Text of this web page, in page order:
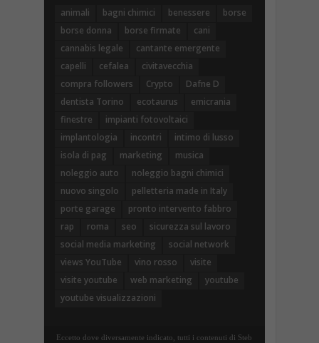
animali bagni chimici benessere
borse
borse donna
borse firmate
cani
cannabis legale
cantante emergente
capelli
cefalea
civitavecchia
compra followers
Crypto
Dafne D
dentista Torino
ecotaurus
emicrania
finestre
impianti fotovoltaici
implantologia
incontri
intimo di lusso
isola di pag
marketing
musica
noleggio auto
noleggio bagni chimici
nuovo singolo
pelletteria made in Italy
porte garage
pronto intervento fabbro
rap
roma seo
sicurezza sul lavoro
social media marketing
social network
views YouTube
vino rosso
visite
visite youtube
web marketing
youtube
youtube visualizzazioni
Eccetto dove diversamente indicato, tutti i contenuti di Steb